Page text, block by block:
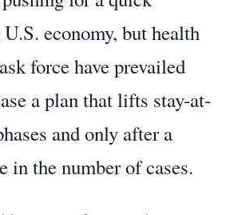
economy, but health
force have prevailed
a plan that lifts stay-at-
and only after a
in the number of cases.